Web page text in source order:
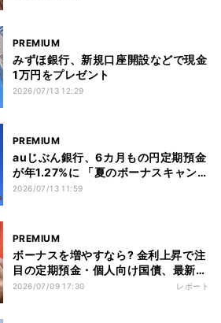
PREMIUM
みずほ銀行、新規口座開設などで現金
1万円をプレゼント
2026/07/13 12:29
PREMIUM
auじぶん銀行、6カ月もの円定期預金
が年1.27%に 「夏のボーナスキャンペ
ーン」第2弾開始
2026/07/13 11:59
PREMIUM
ボーナスを増やすなら? 金利上昇で注
目の定期預金・個人向け国債、最新金
利を一覧比較
2026/07/09 17:30 レポート